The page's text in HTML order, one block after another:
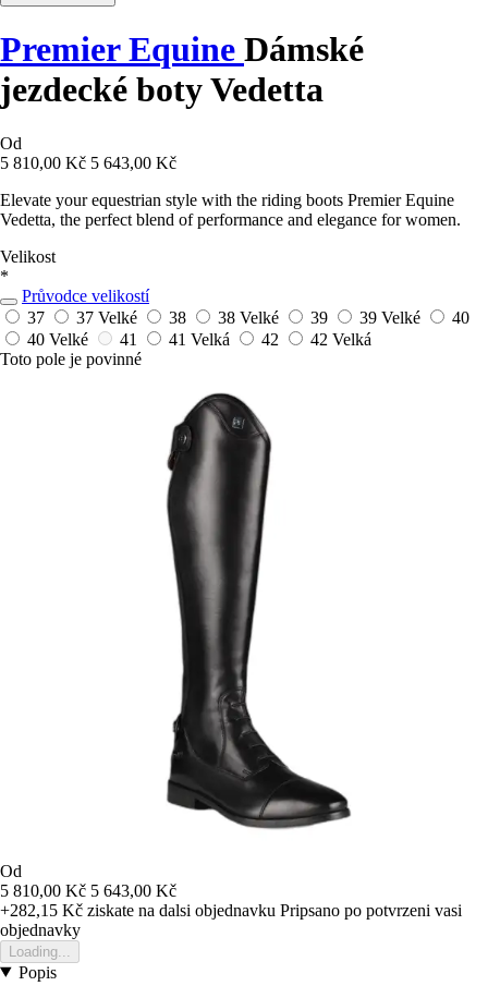
Premier Equine Dámské
jezdecké boty Vedetta
Od
5 810,00 Kč 5 643,00 Kč
Elevate your equestrian style with the riding boots Premier Equine
Vedetta, the perfect blend of performance and elegance for women.
Velikost
*
Průvodce velikostí
37
37 Velké 38 38 Velké 39 39 Velké
40
40 Velké
41 41 Velká 42
42 Velká
Toto pole je povinné
Od
5 810,00 Kč 5 643,00 Kč
+282,15 Kč ziskate na dalsi objednavku Pripsano po potvrzeni vasi
objednavky
Loading...
Popis